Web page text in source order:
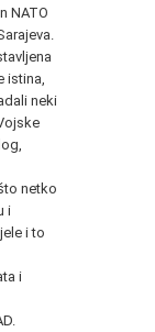
NATO
istina,
neki
netko
i
i to
i